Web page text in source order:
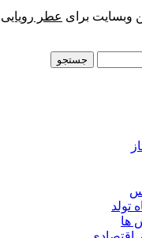
وبسایت برای عطر رویایی
جستجو
تولد
ها